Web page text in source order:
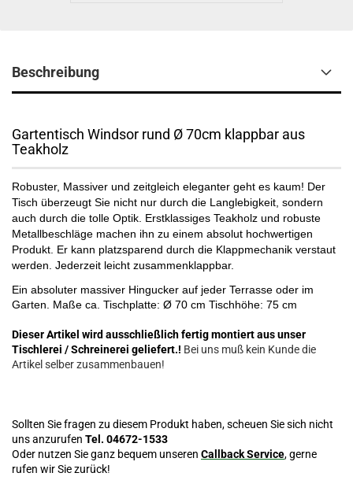
Beschreibung
Gartentisch Windsor rund Ø 70cm klappbar aus
Teakholz
Robuster, Massiver und zeitgleich eleganter geht es kaum! Der
Tisch überzeugt Sie nicht nur durch die Langlebigkeit, sondern
auch durch die tolle Optik. Erstklassiges Teakholz und robuste
Metallbeschläge machen ihn zu einem absolut hochwertigen
Produkt. Er kann platzsparend durch die Klappmechanik verstaut
werden. Jederzeit leicht zusammenklappbar.
Ein absoluter massiver Hingucker auf jeder Terrasse oder im
Garten. Maße ca. Tischplatte: Ø 70 cm Tischhöhe: 75 cm
Dieser Artikel wird ausschließlich fertig montiert aus unser
Tischlerei / Schreinerei geliefert.! Bei uns muß kein Kunde die
Artikel selber zusammenbauen!
Sollten Sie fragen zu diesem Produkt haben, scheuen Sie sich nicht
uns anzurufen Tel. 04672-1533
Oder nutzen Sie ganz bequem unseren Callback Service, gerne
rufen wir Sie zurück!